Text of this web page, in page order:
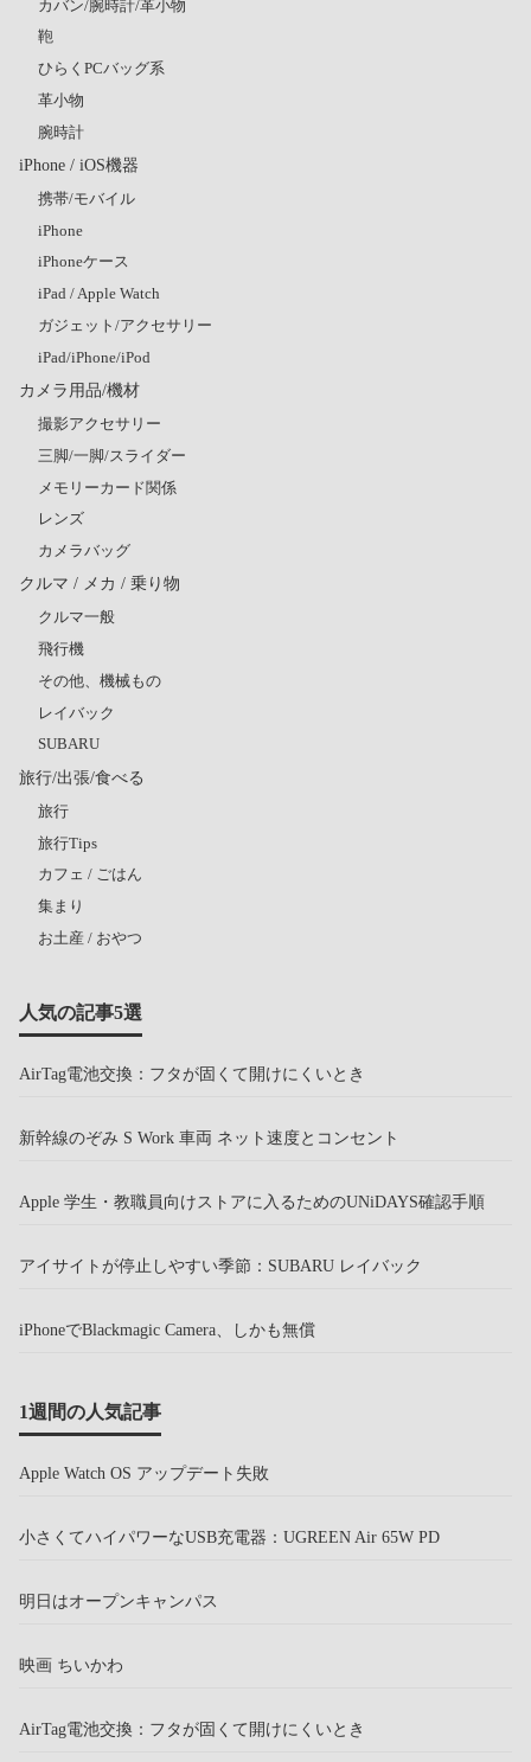
カバン/腕時計/革小物
鞄
ひらくPCバッグ系
革小物
腕時計
iPhone / iOS機器
携帯/モバイル
iPhone
iPhoneケース
iPad / Apple Watch
ガジェット/アクセサリー
iPad/iPhone/iPod
カメラ用品/機材
撮影アクセサリー
三脚/一脚/スライダー
メモリーカード関係
レンズ
カメラバッグ
クルマ / メカ / 乗り物
クルマ一般
飛行機
その他、機械もの
レイバック
SUBARU
旅行/出張/食べる
旅行
旅行Tips
カフェ / ごはん
集まり
お土産 / おやつ
人気の記事5選
AirTag電池交換：フタが固くて開けにくいとき
新幹線のぞみ S Work 車両 ネット速度とコンセント
Apple 学生・教職員向けストアに入るためのUNiDAYS確認手順
アイサイトが停止しやすい季節：SUBARU レイバック
iPhoneでBlackmagic Camera、しかも無償
1週間の人気記事
Apple Watch OS アップデート失敗
小さくてハイパワーなUSB充電器：UGREEN Air 65W PD
明日はオープンキャンパス
映画 ちいかわ
AirTag電池交換：フタが固くて開けにくいとき